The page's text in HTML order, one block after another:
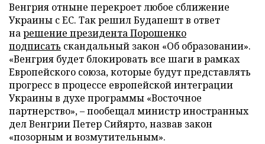
Венгрия отныне перекроет любое сближение
Украины с ЕС. Так решил Будапешт в ответ
нарешение президента Порошенко
подписать скандальный закон «Об образовании».
«Венгрия будет блокировать все шаги в рамках
Европейского союза, которые будут представлять
прогресс в процессе европейской интеграции
Украины в духе программы «Восточное
партнерство», – пообещал министр иностранных
дел Венгрии Петер Сийярто, назвав закон
«позорным и возмутительным».